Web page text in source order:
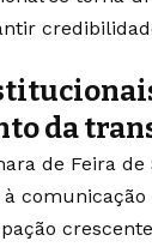
da
de Feira de
comunicação